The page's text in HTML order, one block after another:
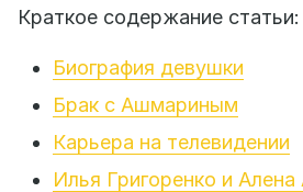
Краткое содержание статьи:
Биография девушки
Брак с Ашмариным
Карьера на телевидении
Илья Григоренко и